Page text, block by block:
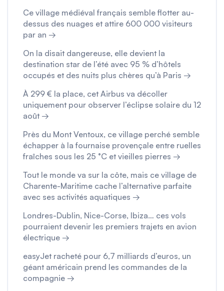
Ce village médiéval français semble flotter au-
dessus des nuages et attire 600 000 visiteurs
par an →
On la disait dangereuse, elle devient la
destination star de l’été avec 95 % d’hôtels
occupés et des nuits plus chères qu’à Paris →
À 299 € la place, cet Airbus va décoller
uniquement pour observer l’éclipse solaire du 12
août →
Près du Mont Ventoux, ce village perché semble
échapper à la fournaise provençale entre ruelles
fraîches sous les 25 °C et vieilles pierres →
Tout le monde va sur la côte, mais ce village de
Charente-Maritime cache l’alternative parfaite
avec ses activités aquatiques →
Londres-Dublin, Nice-Corse, Ibiza… ces vols
pourraient devenir les premiers trajets en avion
électrique →
easyJet racheté pour 6,7 milliards d’euros, un
géant américain prend les commandes de la
compagnie →